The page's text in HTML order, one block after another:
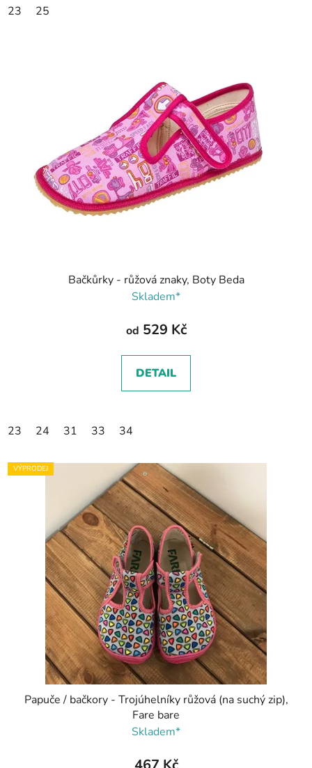
23 25
Bačkůrky - růžová znaky, Boty Beda
Skladem*
od 529 Kč
DETAIL
23 24 31 33 34
VÝPRODEJ
Papuče / bačkory - Trojúhelníky růžová (na suchý zip),
Fare bare
Skladem*